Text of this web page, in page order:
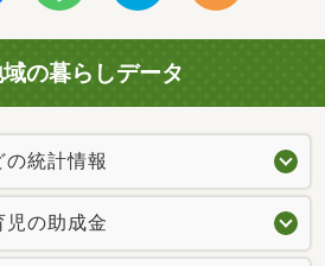
の暮らしデータ
統計情報
児の助成金